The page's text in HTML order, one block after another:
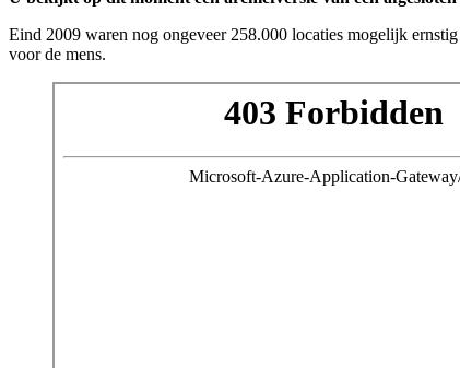
Eind 2009 waren nog ongeveer 258.000 locaties mogelijk
voor de mens.